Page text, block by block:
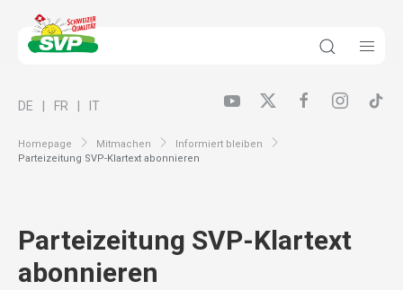
Homepage Mitmachen
Informiert bleiben
Parteizeitung SVP-Klartext abonnieren
DE FR IT
Parteizeitung SVP-Klartext
abonnieren